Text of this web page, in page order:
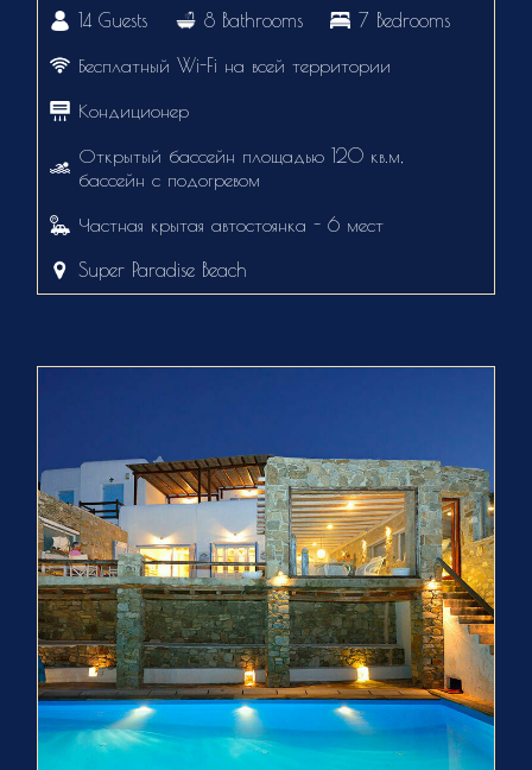
14 Guests 8 Bathrooms 7 Bedrooms
Бесплатный Wi-Fi на всей территории
Кондиционер
Открытый бассейн площадью 120 кв.м,
бассейн с подогревом
Частная крытая автостоянка - 6 мест
Super Paradise Beach